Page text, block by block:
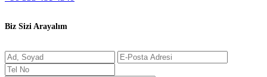
Biz Sizi Arayalım